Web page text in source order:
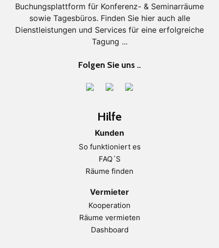
Buchungsplattform für Konferenz- & Seminarräume
sowie Tagesbüros. Finden Sie hier auch alle
Dienstleistungen und Services für eine erfolgreiche
Tagung ...
Folgen Sie uns ..
Hilfe
Kunden
So funktioniert es
FAQ´S
Räume finden
Vermieter
Kooperation
Räume vermieten
Dashboard